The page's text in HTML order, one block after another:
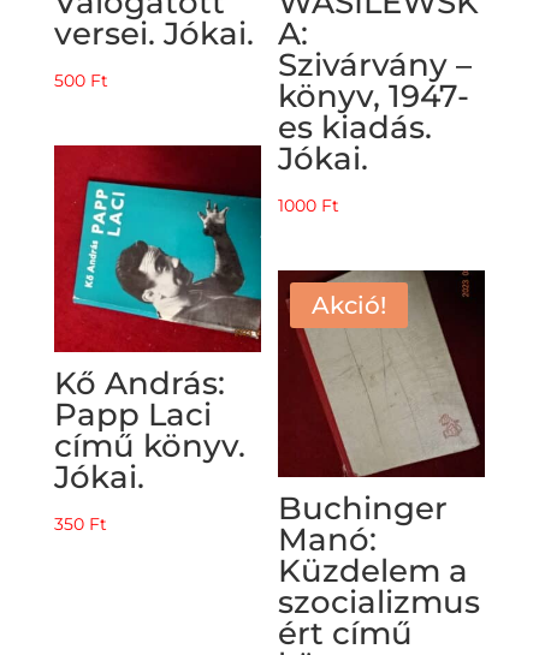
versei. Jókai.
500 Ft
A:
Szivárvány –
könyv, 1947-
es kiadás.
Jókai.
1000 Ft
Kő András:
Papp Laci
című könyv.
Jókai.
350 Ft
Akció!
Buchinger
Manó:
Küzdelem a
szocializmus
ért című